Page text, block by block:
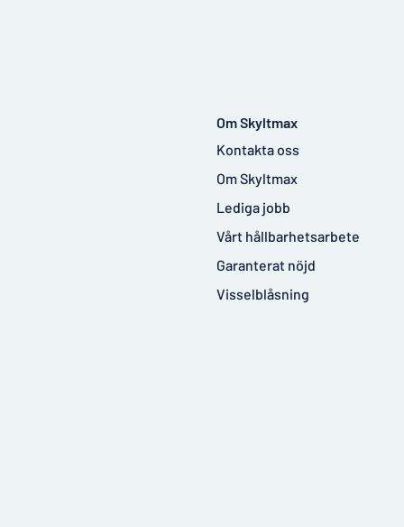
Om Skyltmax
Kontakta oss
Om Skyltmax
Lediga jobb
Vårt hållbarhetsarbete
Garanterat nöjd
Visselblåsning